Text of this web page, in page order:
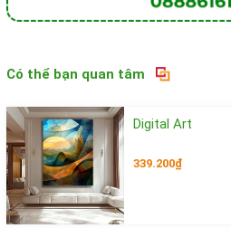
Có thể bạn quan tâm
Digital Art
339.200₫